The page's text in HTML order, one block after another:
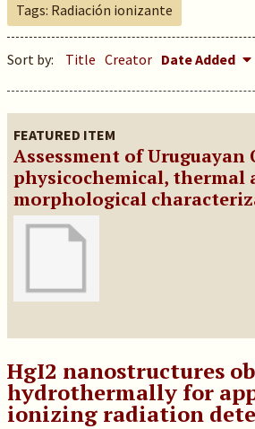
Tags: Radiación ionizante
Sort by: Title Creator Date Added
FEATURED ITEM
Assessment of Uruguayan
physicochemical, thermal
morphological
HgI2 nanostructures
hydrothermally for
ionizing radiation